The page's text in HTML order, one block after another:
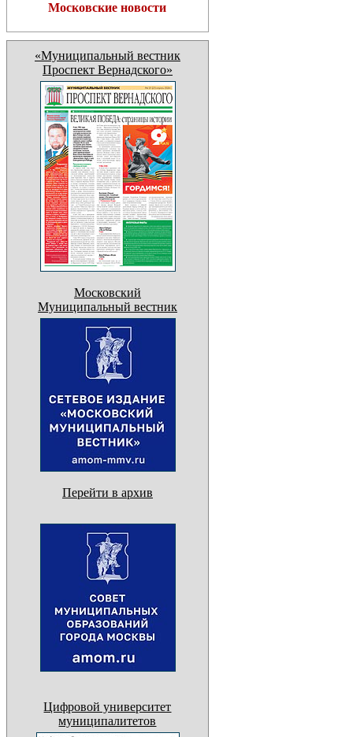
Московские новости
«Муниципальный вестник
Проспект Вернадского»
Московский
Муниципальный вестник
Перейти в архив
Цифровой университет
муниципалитетов